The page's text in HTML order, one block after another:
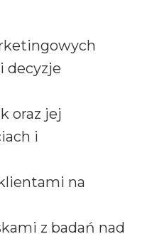
decyzje
oraz jej
i
na
z badań nad